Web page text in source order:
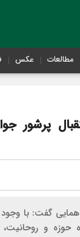
مطالعات عکس
پرشور
گفت: با
حوزه و روحانیت،